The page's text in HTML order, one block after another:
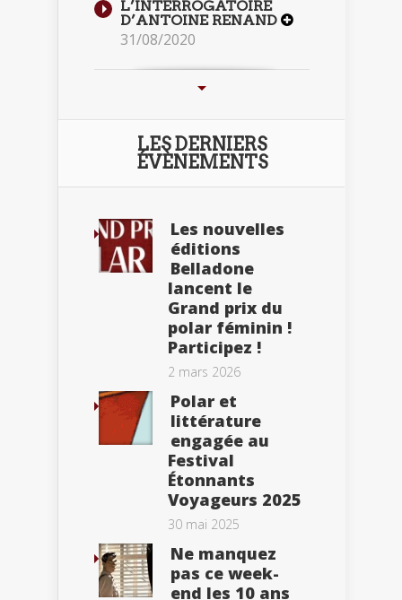
L’INTERROGATOIRE
D’ANTOINE RENAND
31/08/2020
LES DERNIERS
ÉVÈNEMENTS
Les nouvelles
éditions
Belladone
lancent le
Grand prix du
polar féminin !
Participez !
2 mars 2026
Polar et
littérature
engagée au
Festival
Étonnants
Voyageurs 2025
30 mai 2025
Ne manquez
pas ce week-
end les 10 ans